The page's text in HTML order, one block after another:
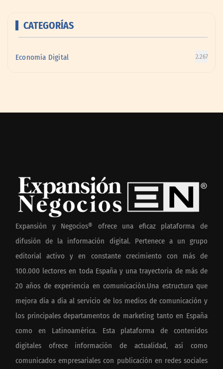
CATEGORÍAS
Economía Digital 2.267
Expansión y Negocios® ofrece una eficaz plataforma de
difusión de la información digital. Pertenece a un grupo
editorial activo y en constante crecimiento con más de
100.000 lectores en toda España y una trayectoria de más de
20 años de experiencia en comunicación.Una estructura que
mejora día a día al servicio de los medios de comunicación y
los principales departamentos de marketing tanto en España
como en Latinoamérica. Esta plataforma de contenidos
digitales ofrece información de actualidad, así como
comunicados empresariales con publicación en redes sociales